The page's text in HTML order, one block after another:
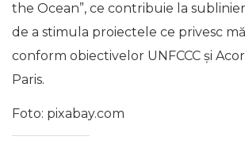
the Ocean”, ce contribuie la
de a stimula proiectele ce privesc
conform obiectivelor UNFCCC și
Paris.
Foto: pixabay.com